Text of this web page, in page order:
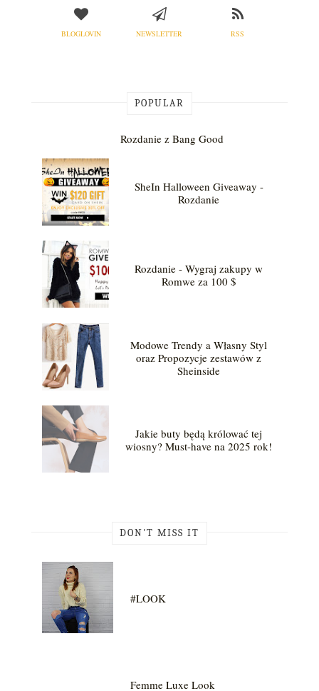
BLOGLOVIN NEWSLETTER RSS
POPULAR
Rozdanie z Bang Good
SheIn Halloween Giveaway -
Rozdanie
Rozdanie - Wygraj zakupy w
Romwe za 100 $
Modowe Trendy a Własny Styl
oraz Propozycje zestawów z
Sheinside
Jakie buty będą królować tej
wiosny? Must-have na 2025 rok!
DON'T MISS IT
#LOOK
Femme Luxe Look